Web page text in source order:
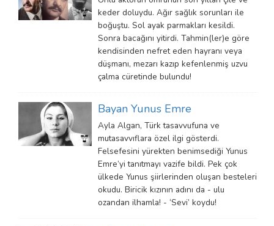
keder doluydu. Ağır sağlık sorunları ile
boğuştu. Sol ayak parmakları kesildi.
Sonra bacağını yitirdi. Tahmin(ler)e göre
kendisinden nefret eden hayranı veya
düşmanı, mezarı kazıp kefenlenmiş uzvu
çalma cüretinde bulundu!
Bayan Yunus Emre
Ayla Algan, Türk tasavvufuna ve
mutasavvıflara özel ilgi gösterdi.
Felsefesini yürekten benimsediği Yunus
Emre’yi tanıtmayı vazife bildi. Pek çok
ülkede Yunus şiirlerinden oluşan besteleri
okudu. Biricik kızının adını da - ulu
ozandan ilhamla! - ‘Sevi’ koydu!